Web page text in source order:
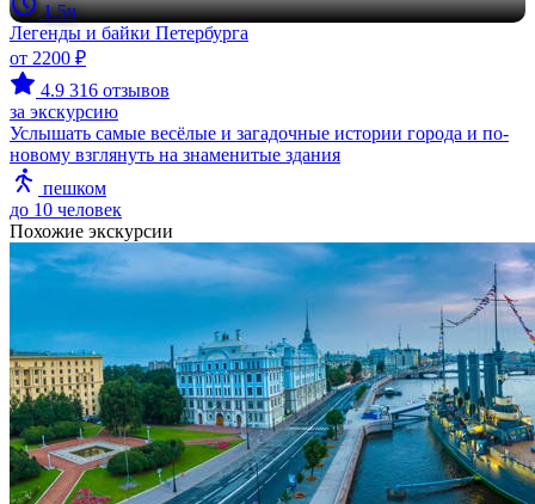
1.5ч
Легенды и байки Петербурга
от 2200 ₽
4.9 316 отзывов
за экскурсию
Услышать самые весёлые и загадочные истории города и по-
новому взглянуть на знаменитые здания
пешком
до 10 человек
Похожие экскурсии